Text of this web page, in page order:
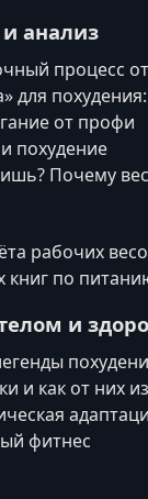
и анализ
процесс
для
от профи
похудение
Почему
рабочих
книг по
и
и как от них
фитнес